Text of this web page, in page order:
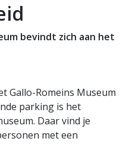
bevindt zich aan het
Gallo-Romeins Museum
parking is het
Daar vind je
met een